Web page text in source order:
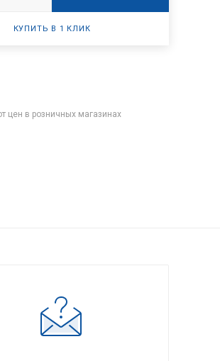
КУПИТЬ В 1 КЛИК
цен в розничных магазинах